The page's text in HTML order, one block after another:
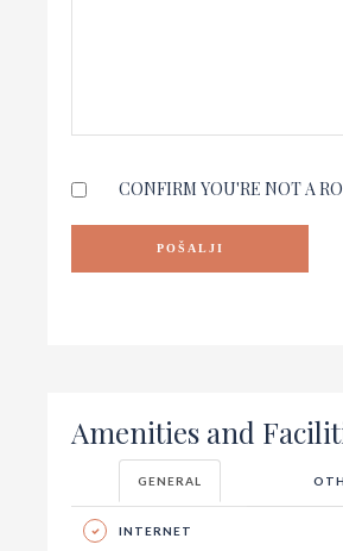
CONFIRM YOU'RE NOT A
Amenities and
GENERAL
INTERNET